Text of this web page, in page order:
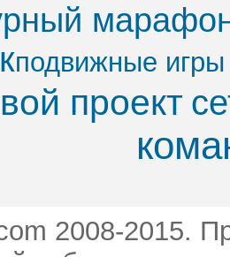
подвижные игры
проект
2008-2015.